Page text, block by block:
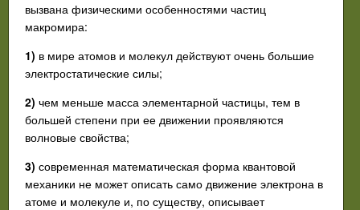
вызвана физическими особенностями частиц
макромира:
1) в мире атомов и молекул действуют очень большие
электростатические силы;
2) чем меньше масса элементарной частицы, тем в
большей степени при ее движении проявляются
волновые свойства;
3) современная математическая форма квантовой
механики не может описать само движение электрона в
атоме и молекуле и, по существу, описывает